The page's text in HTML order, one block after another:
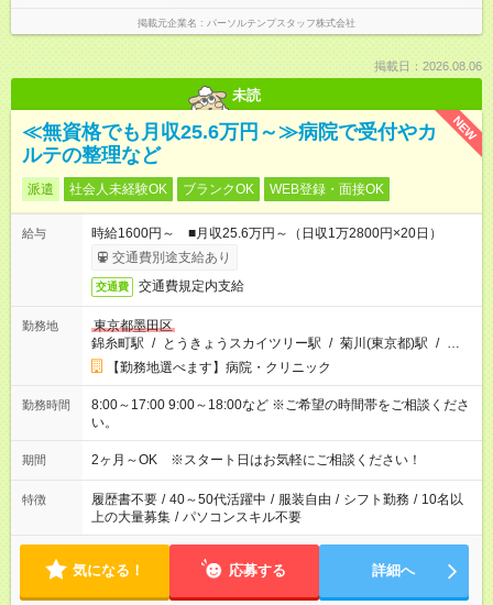
掲載元企業名 パーソルテンプスタッフ株式会社
掲載日：2026.08.06
未読
NEW
≪無資格でも月収25.6万円～≫病院で受付やカ
ルテの整理など
派遣 社会人未経験OK ブランクOK WEB登録・面接OK
給与
時給1600円～ ■月収25.6万円～（日収1万2800円×20日）
交通費別途支給あり
交通費 交通費規定内支給
勤務地
東京都墨田区
錦糸町駅 / とうきょうスカイツリー駅 / 菊川(東京都)駅 / …
【勤務地選べます】病院・クリニック
勤務時間
8:00～17:00 9:00～18:00など ※ご希望の時間帯をご相談くださ
い。
期間 2ヶ月～OK ※スタート日はお気軽にご相談ください！
特徴 履歴書不要 / 40～50代活躍中 / 服装自由 / シフト勤務 / 10名以
上の大量募集 / パソコンスキル不要
気になる！ 応募する 詳細へ